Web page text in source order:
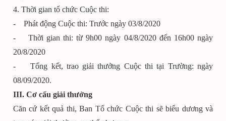
4. Thời gian tổ chức Cuộc thi:
- Phát động Cuộc thi: Trước ngày 03/8/2020
- Thời gian thi: từ 9h00 ngày 04/8/2020 đến 16h00 ngày
20/8/2020
- Tổng kết, trao giải thưởng Cuộc thi tại Trường: ngày
08/09/2020.
III. Cơ cấu giải thưởng
Căn cứ kết quả thi, Ban Tổ chức Cuộc thi sẽ biểu dương và